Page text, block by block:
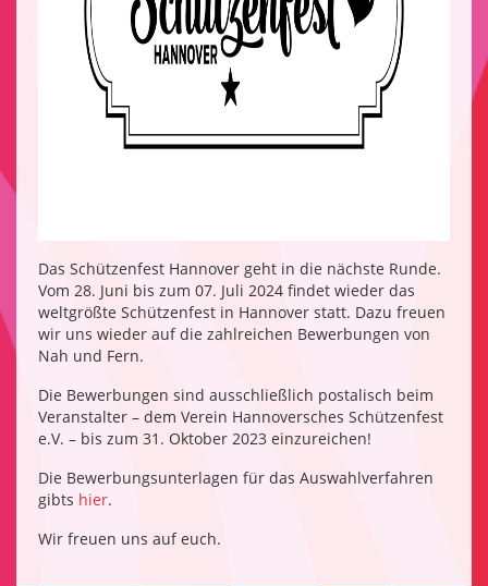
Das Schützenfest Hannover geht in die nächste Runde.
Vom 28. Juni bis zum 07. Juli 2024 findet wieder das
weltgrößte Schützenfest in Hannover statt. Dazu freuen
wir uns wieder auf die zahlreichen Bewerbungen von
Nah und Fern.
Die Bewerbungen sind ausschließlich postalisch beim
Veranstalter – dem Verein Hannoversches Schützenfest
e.V. – bis zum 31. Oktober 2023 einzureichen!
Die Bewerbungsunterlagen für das Auswahlverfahren
gibts hier.
Wir freuen uns auf euch.